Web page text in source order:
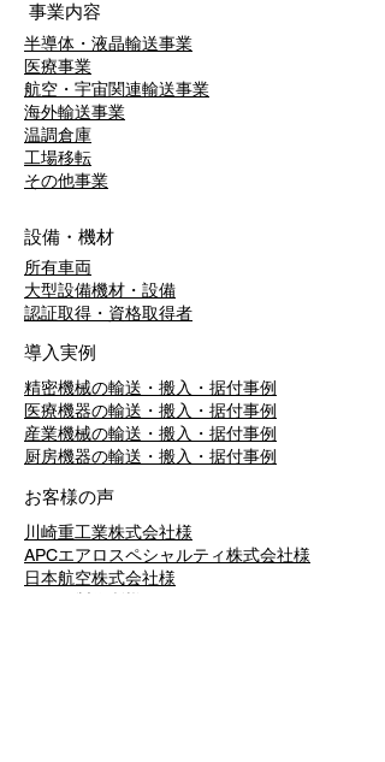
事業内容
半導体・液晶輸送事業
医療事業
航空・宇宙関連輸送事業
海外輸送事業
温調倉庫
工場移転
​その他事業
設備・機材
所有車両
大型設備機材・設備
​認証取得・資格取得者
導入実例
精密機械の輸送・搬入・据付事例
医療機器の輸送・搬入・据付事例
産業機械の輸送・搬入・据付事例
​厨房機器の輸送・搬入・据付事例
お客様の声
川崎重工業株式会社様
APCエアロスペシャルティ株式会社様
日本航空株式会社様